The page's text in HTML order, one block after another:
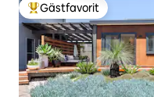
Populär gästfavorit
Gästfavorit